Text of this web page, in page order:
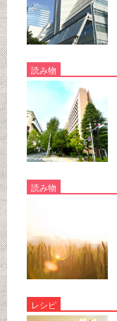
読み物
読み物
レシピ